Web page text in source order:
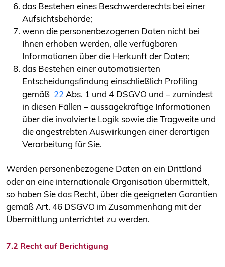
das Bestehen eines Beschwerderechts bei einer
Aufsichtsbehörde;
wenn die personenbezogenen Daten nicht bei
Ihnen erhoben werden, alle verfügbaren
Informationen über die Herkunft der Daten;
das Bestehen einer automatisierten
Entscheidungsfindung einschließlich Profiling
gemäß 22Abs. 1 und 4 DSGVO und – zumindest
in diesen Fällen – aussagekräftige Informationen
über die involvierte Logik sowie die Tragweite und
die angestrebten Auswirkungen einer derartigen
Verarbeitung für Sie.
Werden personenbezogene Daten an ein Drittland
oder an eine internationale Organisation übermittelt,
so haben Sie das Recht, über die geeigneten Garantien
gemäß Art. 46 DSGVO im Zusammenhang mit der
Übermittlung unterrichtet zu werden.
7.2 Recht auf Berichtigung